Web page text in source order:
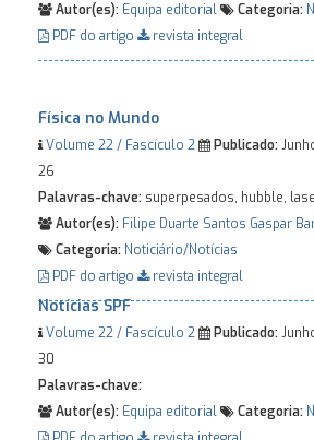
Autor(es): Equipa editorial Categoria:
PDF do artigo
revista integral
Física no Mundo
Volume 22 / Fascículo 2 Publicado:
26
Palavras-chave: superpesados, hubble,
Autor(es): Filipe Duarte Santos Gaspar
Categoria: Noticiário/Notícias
PDF do artigo
revista integral
Notícias SPF
Volume 22 / Fascículo 2 Publicado:
30
Palavras-chave:
Autor(es): Equipa editorial Categoria: